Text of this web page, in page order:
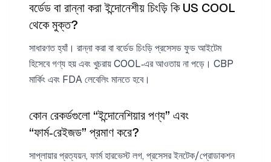
বর্ডেড বা রান্না করা ইন্দোনেশীয় চিংড়ি কি US COOL
থেকে মুক্ত?
সাধারণত হ্যাঁ। রান্না করা বা বর্ডেড চিংড়ি প্রসেসড ফুড আইটেম
হিসেবে গণ্য হয় এবং খুচরায় COOL‑এর আওতায় না পড়ে। CBP
মার্কিং এবং FDA লেবেলিং মানতে হবে।
কোন রেকর্ডগুলো “ইন্দোনেশিয়ার পণ্য” এবং
“ফার্ম‑রেইজড” প্রমাণ করে?
সাপ্লায়ার প্রত্যয়ন, ফার্ম হারভেস্ট লগ, প্রসেসর ইনটেক/প্রোডাকশন